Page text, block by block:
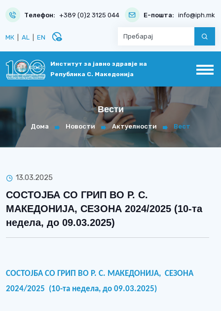
Телефон: +389 (0)2 3125 044 Е-пошта: info@iph.mk
МК AL EN disabled_visible
Институт за јавно здравје на
Република С. Македонија
Вести
Дома Новости Актуелности Вест
13.03.2025
СОСТОЈБА СО ГРИП ВО Р. С.
МАКЕДОНИЈА, СЕЗОНА 2024/2025 (10-та
недела, до 09.03.2025)
СОСТОЈБА СО ГРИП ВО Р. С. МАКЕДОНИЈА, СЕЗОНА
2024/2025 (10-та недела, до 09.03.2025)